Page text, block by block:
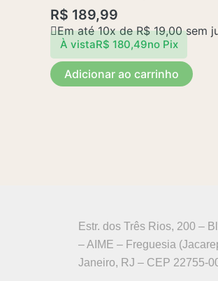
R$ 189,99
Em até 10x deR$19,00sem
À vistaR$ 180,49no Pix
Adicionar ao carrinho
Estr. dos Três Rios, 200 –
– AIME – Freguesia
Janeiro, RJ – CEP 22755-